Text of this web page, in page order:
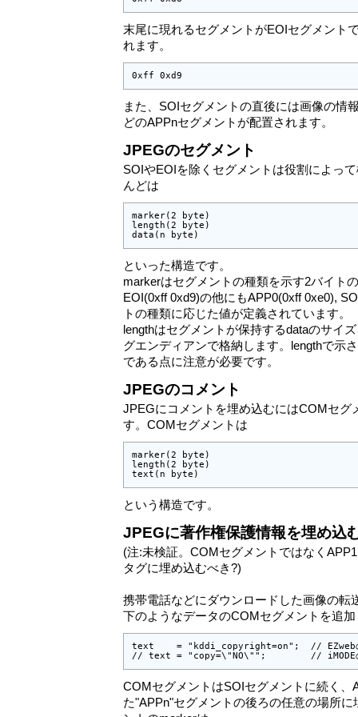
末尾に現れるセグメントがEOIセグメント
れます。
0xff 0xd9
また、SOIセグメントの直後には画像の情
どのAPPnセグメントが配置されます。
JPEGのセグメント
SOIやEOIを除くセグメントは役割によっ
んどは
marker(2 byte)
length(2 byte)
data(n byte)
といった構造です。
markerはセグメントの種類を示す2バイト
EOI(0xff 0xd9)の他にもAPP0(0xff 0xe0),
トの種類に応じた値が定義されています。
lengthはセグメントが保持するdataのサイ
グエンディアンで格納します。lengthで示
である点に注意が必要です。
JPEGのコメント
JPEGにコメントを埋め込むにはCOMセグ
す。COMセグメントは
marker(2 byte)
length(2 byte)
text(n byte)
という構造です。
JPEGに著作権保護情報を埋め込
(注:未検証。COMセグメントではなく
タグに埋め込むべき?)
携帯電話などにダウンロードした画像の転
下のようなデータのCOMセグメントを追
text    = "kddi_copyright=on";  // EZweb
// text = "copy=\"NO\"";        // iMODE
COMセグメントはSOIセグメントに続く、
た"APPn"セグメントの後ろの任意の場所